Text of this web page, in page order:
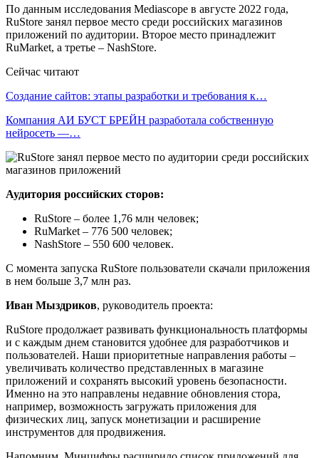
По данным исследования Mediascope в августе 2022 года,
RuStore занял первое место среди российских магазинов
приложений по аудитории. Второе место принадлежит
RuMarket, а третье – NashStore.
Сейчас читают
Создание сайтов: этапы разработки и требования к…
Компания АИ БУСТ БРЕЙН разработала собственную
нейросеть —…
Аудитория российских сторов:
RuStore – более 1,76 млн человек;
RuMarket – 776 500 человек;
NashStore – 550 600 человек.
С момента запуска RuStore пользователи скачали приложения
в нем больше 3,7 млн раз.
Иван Мыздриков, руководитель проекта:
RuStore продолжает развивать функциональность платформы
и с каждым днем становится удобнее для разработчиков и
пользователей. Наши приоритетные направления работы –
увеличивать количество представленных в магазине
приложений и сохранять высокий уровень безопасности.
Именно на это направлены недавние обновления стора,
например, возможность загружать приложения для
физических лиц, запуск монетизации и расширение
инструментов для продвижения.